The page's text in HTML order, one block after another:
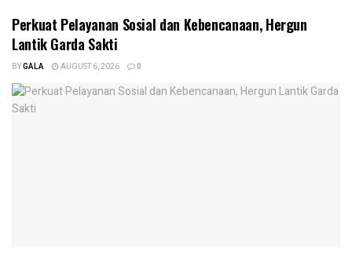
Perkuat Pelayanan Sosial dan Kebencanaan, Hergun
Lantik Garda Sakti
BYGALA AUGUST 6, 2026 0